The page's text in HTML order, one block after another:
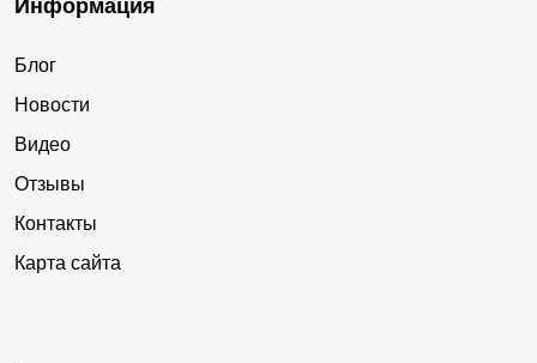
Информация
Блог
Новости
Видео
Отзывы
Контакты
Карта сайта